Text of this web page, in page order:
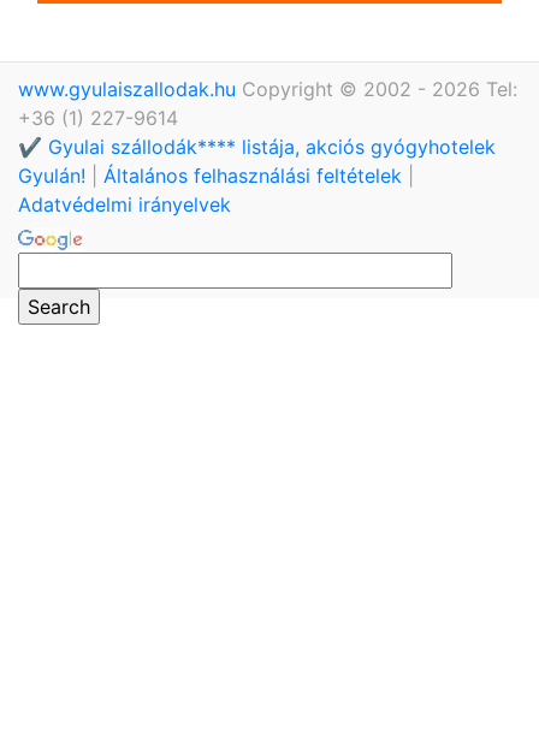
www.gyulaiszallodak.hu Copyright © 2002 - 2026 Tel:
+36 (1) 227-9614
✔️ Gyulai szállodák**** listája, akciós gyógyhotelek
Gyulán!
Általános felhasználási feltételek
Adatvédelmi irányelvek